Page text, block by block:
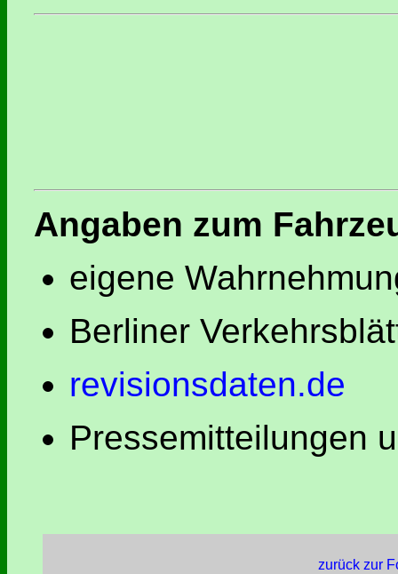
Angaben zum
eigene
Berliner
revisionsdaten.de
Pressemitteilungen
zurück zur